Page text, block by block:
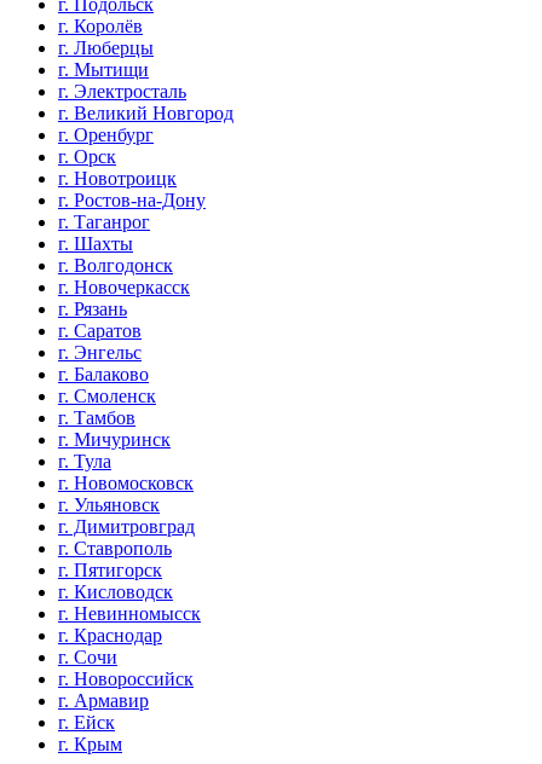
г. Подольск
г. Королёв
г. Люберцы
г. Мытищи
г. Электросталь
г. Великий Новгород
г. Оренбург
г. Орск
г. Новотроицк
г. Ростов-на-Дону
г. Таганрог
г. Шахты
г. Волгодонск
г. Новочеркасск
г. Рязань
г. Саратов
г. Энгельс
г. Балаково
г. Смоленск
г. Тамбов
г. Мичуринск
г. Тула
г. Новомосковск
г. Ульяновск
г. Димитровград
г. Ставрополь
г. Пятигорск
г. Кисловодск
г. Невинномысск
г. Краснодар
г. Сочи
г. Новороссийск
г. Армавир
г. Ейск
г. Крым